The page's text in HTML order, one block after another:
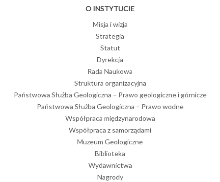
O INSTYTUCIE
Misja i wizja
Strategia
Statut
Dyrekcja
Rada Naukowa
Struktura organizacyjna
Państwowa Służba Geologiczna – Prawo geologiczne i górnicze
Państwowa Służba Geologiczna – Prawo wodne
Współpraca międzynarodowa
Współpraca z samorządami
Muzeum Geologiczne
Biblioteka
Wydawnictwa
Nagrody